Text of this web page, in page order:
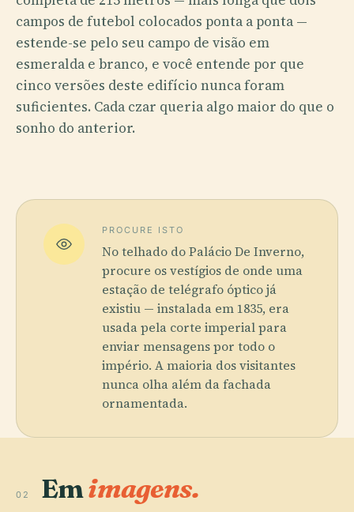
campos de futebol colocados ponta a ponta —
estende-se pelo seu campo de visão em
esmeralda e branco, e você entende por que
cinco versões deste edifício nunca foram
suficientes. Cada czar queria algo maior do que o
sonho do anterior.
PROCURE ISTO
No telhado do Palácio De Inverno,
procure os vestígios de onde uma
estação de telégrafo óptico já
existiu — instalada em 1835, era
usada pela corte imperial para
enviar mensagens por todo o
império. A maioria dos visitantes
nunca olha além da fachada
ornamentada.
02 Emimagens.